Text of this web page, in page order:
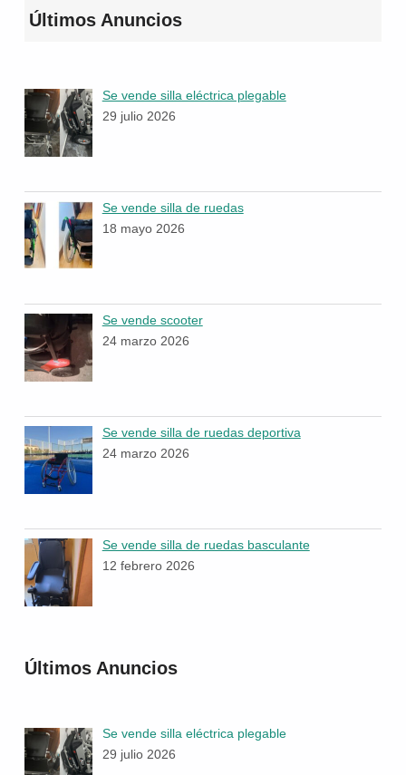
Últimos Anuncios
Se vende silla eléctrica plegable
29 julio 2026
Se vende silla de ruedas
18 mayo 2026
Se vende scooter
24 marzo 2026
Se vende silla de ruedas deportiva
24 marzo 2026
Se vende silla de ruedas basculante
12 febrero 2026
Últimos Anuncios
Se vende silla eléctrica plegable
29 julio 2026